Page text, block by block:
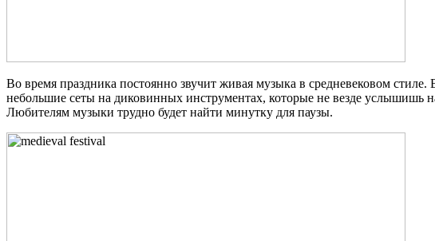
Во время праздника постоянно звучит живая музыка в средневековом
небольшие сеты на диковинных инструментах, которые не везде услышишь
Любителям музыки трудно будет найти минутку для паузы.